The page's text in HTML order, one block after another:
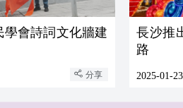
會詩詞文化牆建
分享
長沙推
路
2025-01-23